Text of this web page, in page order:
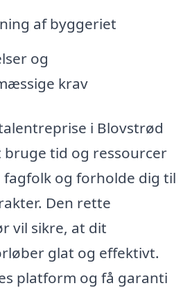
af byggeriet
og
krav
i Blovstrød
tid og ressourcer
og forholde dig til
Den rette
vil sikre, at dit
glat og effektivt.
platform og få garanti